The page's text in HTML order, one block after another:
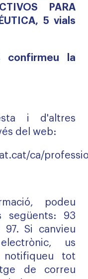
PARA
5 vials
confirmeu la
i d'altres
del web:
ca/
podeu
següents: 93
97. Si canvieu
us
tot
de correu